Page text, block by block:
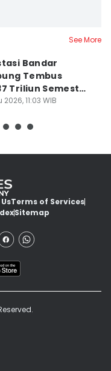
See More
Bandar
Tembus
Triliun Semester
11:03 WIB
Terms of Services
Sitemap